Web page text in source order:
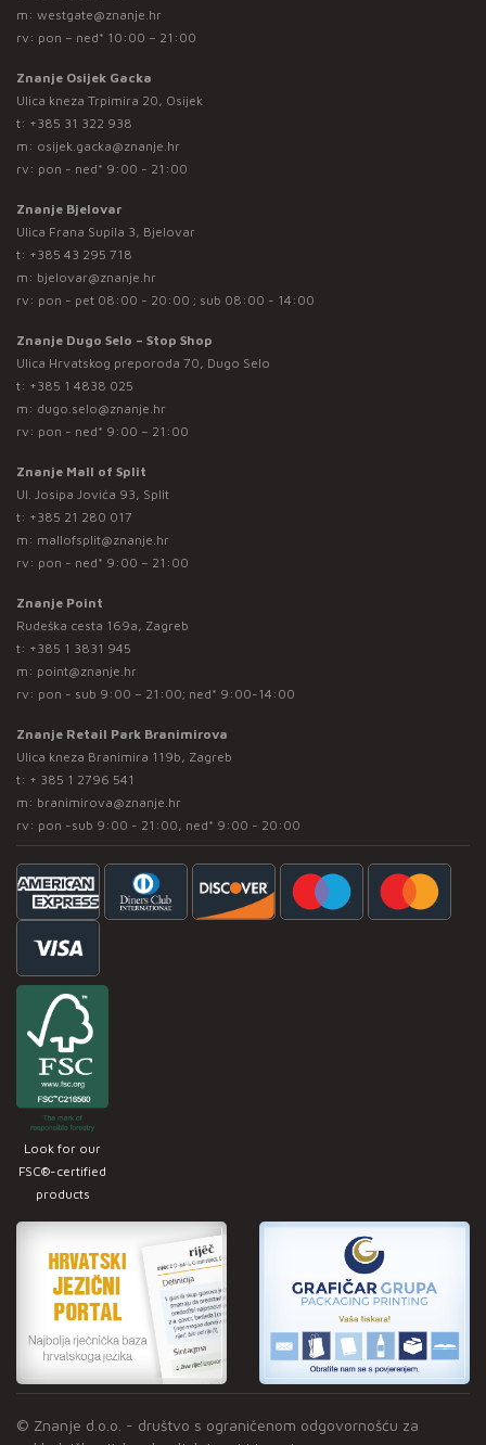
m: westgate@znanje.hr
rv: pon – ned* 10:00 – 21:00
Znanje Osijek Gacka
Ulica kneza Trpimira 20, Osijek
t: +385 31 322 938
m: osijek.gacka@znanje.hr
rv: pon - ned* 9:00 - 21:00
Znanje Bjelovar
Ulica Frana Supila 3, Bjelovar
t: +385 43 295 718
m: bjelovar@znanje.hr
rv: pon - pet 08:00 - 20:00 ; sub 08:00 - 14:00
Znanje Dugo Selo – Stop Shop
Ulica Hrvatskog preporoda 70, Dugo Selo
t: +385 1 4838 025
m: dugo.selo@znanje.hr
rv: pon - ned* 9:00 – 21:00
Znanje Mall of Split
Ul. Josipa Jovića 93, Split
t: +385 21 280 017
m: mallofsplit@znanje.hr
rv: pon - ned* 9:00 – 21:00
Znanje Point
Rudeška cesta 169a, Zagreb
t: +385 1 3831 945
m: point@znanje.hr
rv: pon - sub 9:00 – 21:00; ned* 9:00-14:00
Znanje Retail Park Branimirova
Ulica kneza Branimira 119b, Zagreb
t: + 385 1 2796 541
m: branimirova@znanje.hr
rv: pon -sub 9:00 - 21:00, ned* 9:00 - 20:00
Look for our
FSC®-certified
products
© Znanje d.o.o. - društvo s ograničenom odgovornošću za